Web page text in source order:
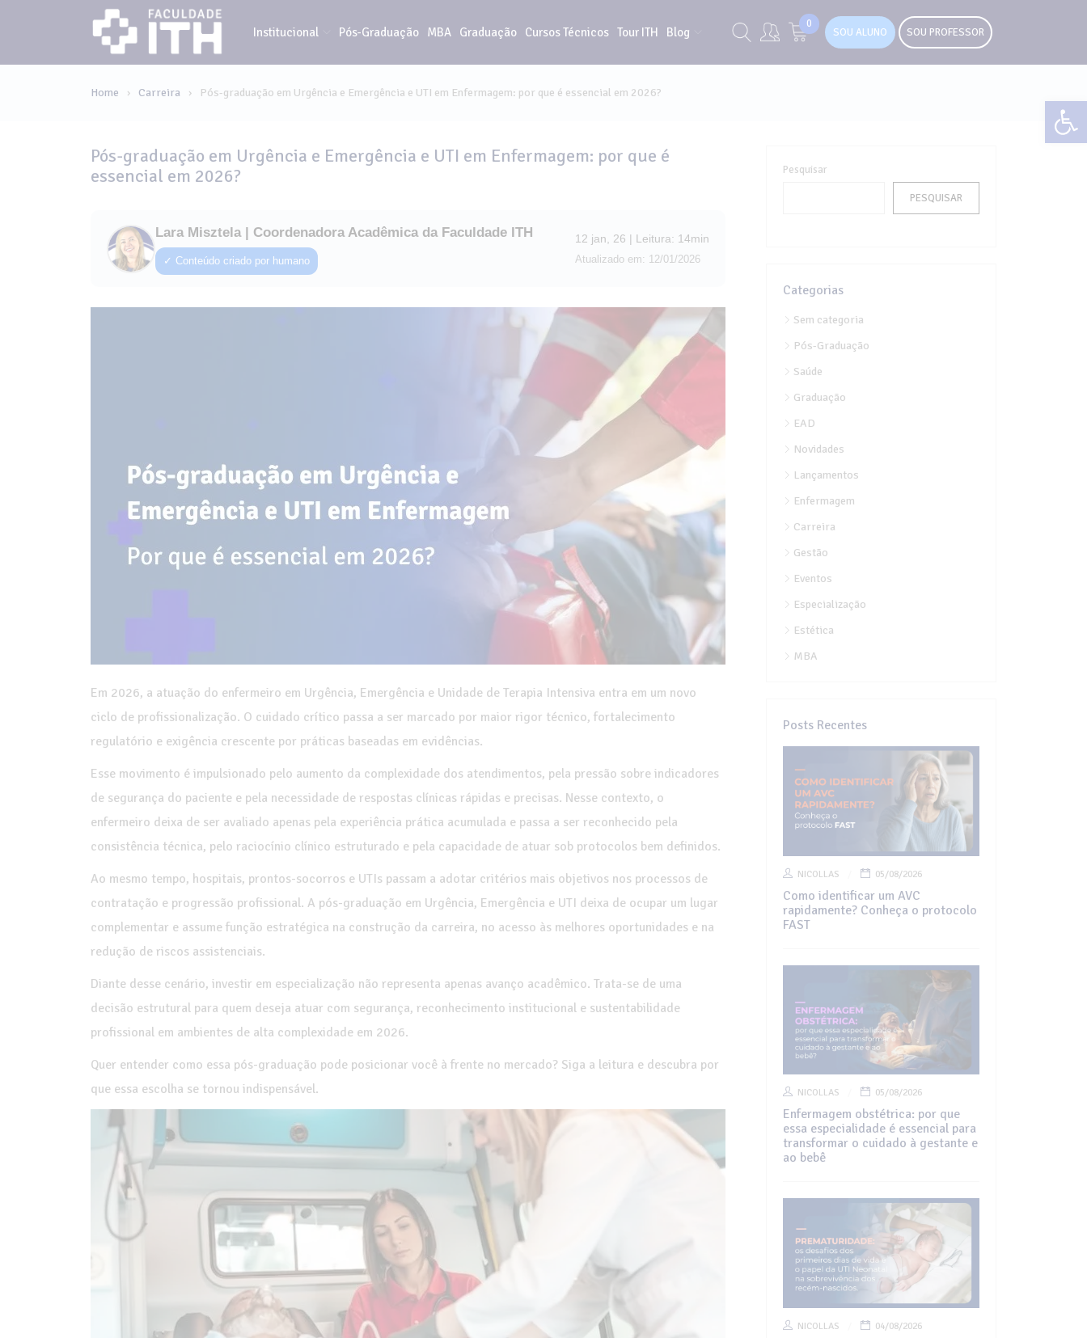
Institucional Pós-Graduação MBA Graduação Cursos Técnicos Tour ITH Blog
0
SOU ALUNO SOU PROFESSOR
Home › Carreira › Pós-graduação em Urgência e Emergência e UTI em Enfermagem: por que é essencial em 2026?
Pós-graduação em Urgência e Emergência e UTI em Enfermagem: por que é
essencial em 2026?
Lara Misztela | Coordenadora Acadêmica da Faculdade ITH
✓ Conteúdo criado por humano
12 jan, 26 | Leitura: 14min
Atualizado em: 12/01/2026
Em 2026, a atuação do enfermeiro em Urgência, Emergência e Unidade de Terapia Intensiva entra em um novo
ciclo de profissionalização. O cuidado crítico passa a ser marcado por maior rigor técnico, fortalecimento
regulatório e exigência crescente por práticas baseadas em evidências.
Esse movimento é impulsionado pelo aumento da complexidade dos atendimentos, pela pressão sobre indicadores
de segurança do paciente e pela necessidade de respostas clínicas rápidas e precisas. Nesse contexto, o
enfermeiro deixa de ser avaliado apenas pela experiência prática acumulada e passa a ser reconhecido pela
consistência técnica, pelo raciocínio clínico estruturado e pela capacidade de atuar sob protocolos bem definidos.
Ao mesmo tempo, hospitais, prontos-socorros e UTIs passam a adotar critérios mais objetivos nos processos de
contratação e progressão profissional. A pós-graduação em Urgência, Emergência e UTI deixa de ocupar um lugar
complementar e assume função estratégica na construção da carreira, no acesso às melhores oportunidades e na
redução de riscos assistenciais.
Diante desse cenário, investir em especialização não representa apenas avanço acadêmico. Trata-se de uma
decisão estrutural para quem deseja atuar com segurança, reconhecimento institucional e sustentabilidade
profissional em ambientes de alta complexidade em 2026.
Quer entender como essa pós-graduação pode posicionar você à frente no mercado? Siga a leitura e descubra por
que essa escolha se tornou indispensável.
Pesquisar
PESQUISAR
Categorias
Sem categoria
Pós-Graduação
Saúde
Graduação
EAD
Novidades
Lançamentos
Enfermagem
Carreira
Gestão
Eventos
Especialização
Estética
MBA
Posts Recentes
NICOLLAS 05/08/2026
Como identificar um AVC
rapidamente? Conheça o protocolo
FAST
NICOLLAS 05/08/2026
Enfermagem obstétrica: por que
essa especialidade é essencial para
transformar o cuidado à gestante e
ao bebê
NICOLLAS 04/08/2026